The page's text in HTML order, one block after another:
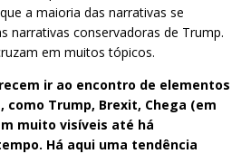
a maioria das narrativas se
narrativas conservadoras de Trump.
em muitos tópicos.
ir ao encontro de elementos
como Trump, Brexit, Chega (em
muito visíveis até há
Há aqui uma tendência